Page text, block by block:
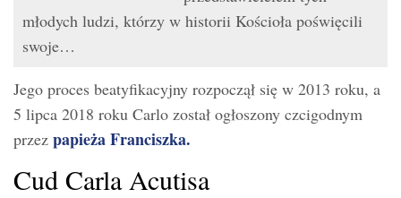
młodych ludzi, którzy w historii Kościoła poświęcili
swoje…
Jego proces beatyfikacyjny rozpoczął się w 2013 roku, a
5 lipca 2018 roku Carlo został ogłoszony czcigodnym
przez papieża Franciszka.
Cud Carla Acutisa